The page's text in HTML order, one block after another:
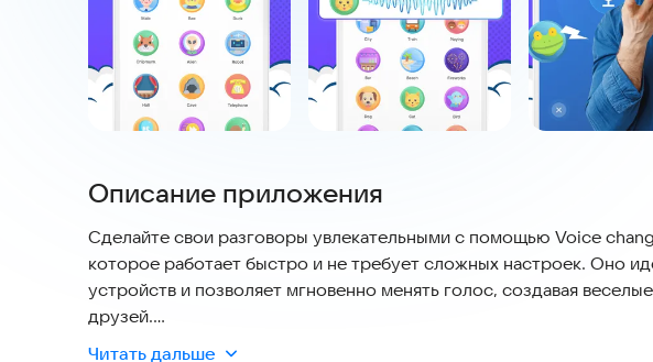
Описание приложения
Сделайте свои разговоры увлекательными с помощью Voice
которое работает быстро и не требует сложных настроек. Оно
устройств и позволяет мгновенно менять голос, создавая
друзей.
Читать дальше